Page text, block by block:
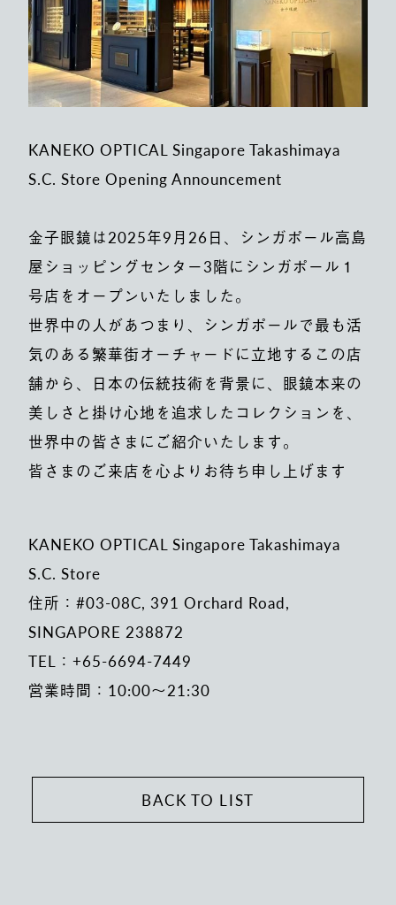
KANEKO OPTICAL Singapore Takashimaya
S.C. Store Opening Announcement
金子眼鏡は2025年9月26日、シンガポール高島
屋ショッピングセンター3階にシンガポール１
号店をオープンいたしました。
世界中の人があつまり、シンガポールで最も活
気のある繁華街オーチャードに立地するこの店
舗から、日本の伝統技術を背景に、眼鏡本来の
美しさと掛け心地を追求したコレクションを、
世界中の皆さまにご紹介いたします。
皆さまのご来店を心よりお待ち申し上げます
KANEKO OPTICAL Singapore Takashimaya
S.C. Store
住所：#03-08C, 391 Orchard Road,
SINGAPORE 238872
TEL：+65-6694-7449
営業時間：10:00～21:30
BACK TO LIST